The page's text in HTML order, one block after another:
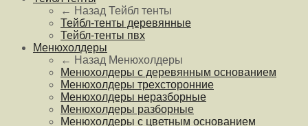
← Назад Тейбл тенты
Тейбл-тенты деревянные
Тейбл-тенты пвх
Менюхолдеры
← Назад Менюхолдеры
Менюхолдеры с деревянным основанием
Менюхолдеры трехсторонние
Менюхолдеры неразборные
Менюхолдеры разборные
Менюхолдеры с цветным основанием